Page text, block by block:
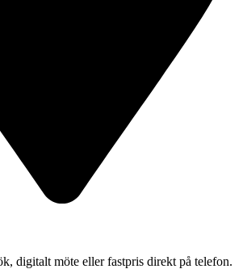
digitalt möte eller fastpris direkt på telefon.